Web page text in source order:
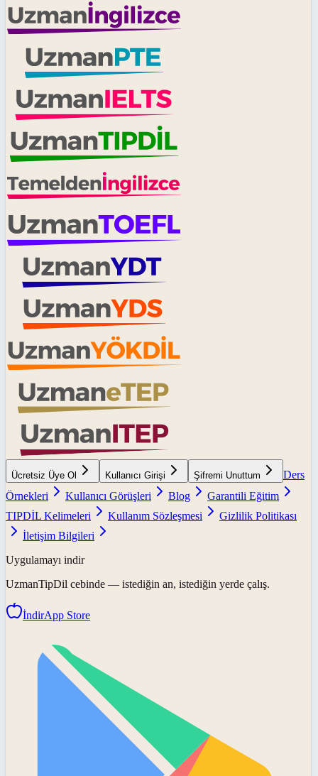
Ücretsiz Üye Ol Kullanıcı Girişi Şifremi Unuttum
Ders
Örnekleri
Kullanıcı Görüşleri Blog
Garantili Eğitim
TIPDİL Kelimeleri
Kullanım Sözleşmesi
Gizlilik Politikası
İletişim Bilgileri
Uygulamayı indir
UzmanTipDil cebinde — istediğin an, istediğin yerde çalış.
İndirApp Store